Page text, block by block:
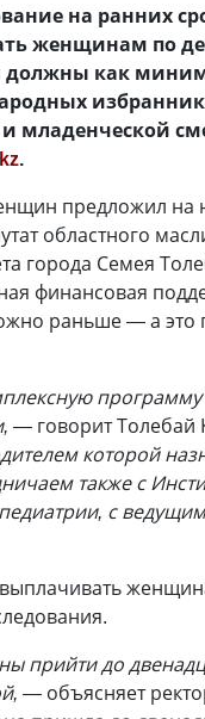
на ранних
женщинам по
должны как
младенческой
.
предложил на
областного
города Семея
финансовая
раньше — а это
— говорит Толебай
которой
также с
с
прийти до
— объясняет